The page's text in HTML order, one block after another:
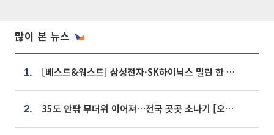
많이 본 뉴스
1. [베스트&워스트] 삼성전자·SK하이닉스 밀린 한 주…상상인증권은 85% 급등
2. 35도 안팎 무더위 이어져…전국 곳곳 소나기 [오늘 날씨]